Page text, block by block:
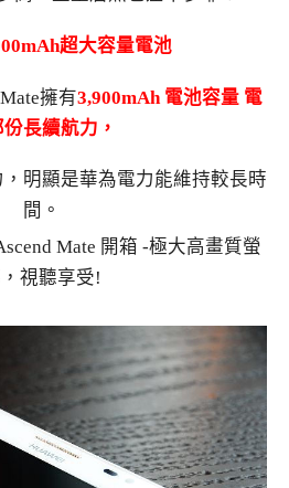
超大容量電池
擁有3,900mAh 電池容量 電
長續航力，
明顯是華為電力能維持較長時
間。